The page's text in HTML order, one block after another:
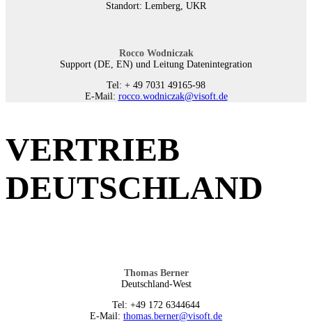
Standort: Lemberg, UKR
Rocco Wodniczak
Support (DE, EN) und Leitung Datenintegration
Tel: + 49 7031 49165-98
E-Mail: rocco.wodniczak@visoft.de
VERTRIEB
DEUTSCHLAND
Thomas Berner
Deutschland-West
Tel: +49 172 6344644
E-Mail: thomas.berner@visoft.de